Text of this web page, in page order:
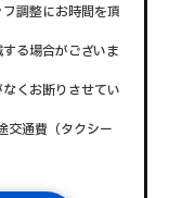
調整にお時間を頂
る場合がございま
くお断りさせてい
交通費（タクシー